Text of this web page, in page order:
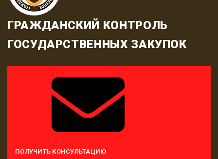
ГРАЖДАНСКИЙ КОНТРОЛЬ
ГОСУДАРСТВЕННЫХ ЗАКУПОК
ПОЛУЧИТЬ КОНСУЛЬТАЦИЮ